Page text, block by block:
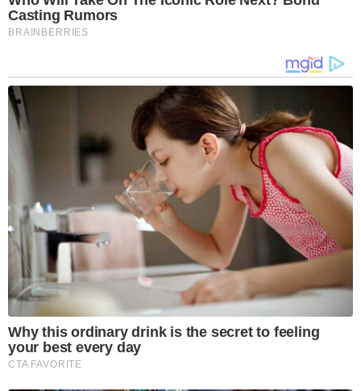
Casting Rumors
BRAINBERRIES
Why this ordinary drink is the secret to feeling
your best every day
CTA FAVORITE